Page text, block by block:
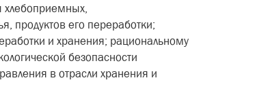
хлебоприемных,
продуктов его переработки;
и хранения; рациональному
безопасности
в отрасли хранения и